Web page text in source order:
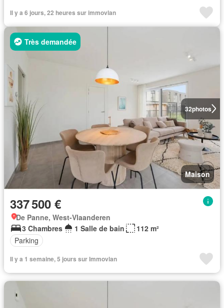
Il y a 6 jours, 22 heures sur immovlan
32photos
Très demandée
Maison
337 500 €
De Panne, West-Vlaanderen
3 Chambres
1 Salle de bain
112 m²
Parking
Il y a 1 semaine, 5 jours sur Immovlan